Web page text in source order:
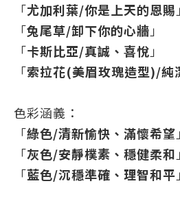
「尤加利葉/你是上天的恩賜 」
「兔尾草/卸下你的心牆 」
「卡斯比亞/真誠、喜悅 」
「索拉花(美眉玫瑰造型)/純
色彩涵義：
「綠色/清新愉快、滿懷希望 」
「灰色/安靜樸素、穩健柔和 」
「藍色/沉穩準確、理智和平 」